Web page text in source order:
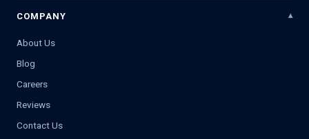
COMPANY
About Us
Blog
Careers
Reviews
Contact Us